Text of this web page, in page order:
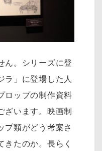
ん。シリーズに登
ラ」に登場した人
ロップの制作資料
ざいます。映画制
プ類がどう考案さ
きたのか。長らく